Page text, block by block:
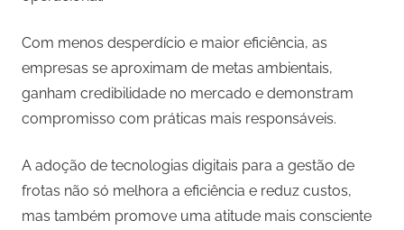
Com menos desperdício e maior eficiência, as
empresas se aproximam de metas ambientais,
ganham credibilidade no mercado e demonstram
compromisso com práticas mais responsáveis.
A adoção de tecnologias digitais para a gestão de
frotas não só melhora a eficiência e reduz custos,
mas também promove uma atitude mais consciente